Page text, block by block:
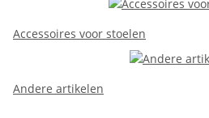
Accessoires voor stoelen
Andere artikelen